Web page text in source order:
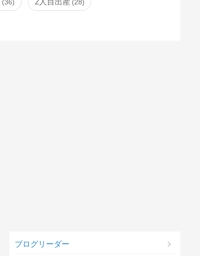
36 2人目出産 28
ブログリーダー